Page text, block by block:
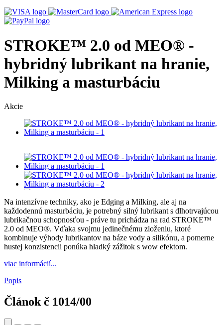
STROKE™ 2.0 od MEO® -
hybridný lubrikant na hranie,
Milking a masturbáciu
Akcie
Na intenzívne techniky, ako je Edging a Milking, ale aj na
každodennú masturbáciu, je potrebný silný lubrikant s dlhotrvajúcou
lubrikačnou schopnosťou - práve tu prichádza na rad STROKE™
2.0 od MEO®. Vďaka svojmu jedinečnému zloženiu, ktoré
kombinuje výhody lubrikantov na báze vody a silikónu, a pomerne
hustej konzistencii ponúka hladký zážitok s wow efektom.
viac informácií...
Popis
Článok č 1014/00